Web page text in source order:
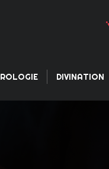
DIVINATION